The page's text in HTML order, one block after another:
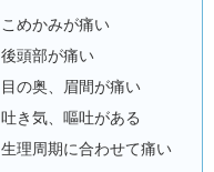
こめかみが痛い
後頭部が痛い
目の奥、眉間が痛い
吐き気、嘔吐がある
生理周期に合わせて痛い